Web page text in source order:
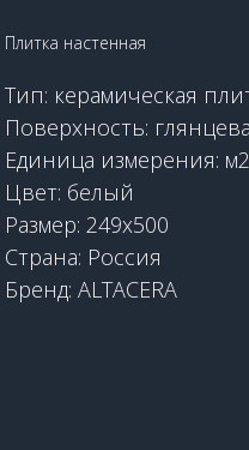
Плитка настенная
Тип: керамическая
Поверхность:
Единица измерения: м2
Цвет: белый
Размер: 249х500
Страна: Россия
Бренд: ALTACERA